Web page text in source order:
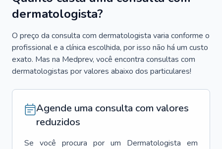
dermatologista?
O preço da consulta com dermatologista varia conforme o
profissional e a clínica escolhida, por isso não há um custo
exato. Mas na Medprev, você encontra consultas com
dermatologistas por valores abaixo dos particulares!
Agende uma consulta com valores
reduzidos
Se você procura por um Dermatologista em